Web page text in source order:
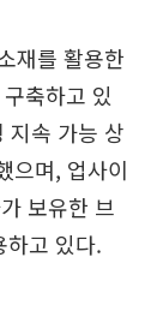
재를 활용한
축하고 있
지속 가능 상
으며, 업사이
보유한 브
하고 있다.